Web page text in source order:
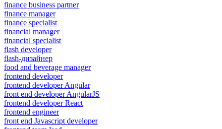
finance business partner
finance manager
finance specialist
financial manager
financial specialist
flash developer
flash-дизайнер
food and beverage manager
frontend developer
frontend developer Angular
front end developer AngularJS
frontend developer React
frontend engineer
front end Javascript developer